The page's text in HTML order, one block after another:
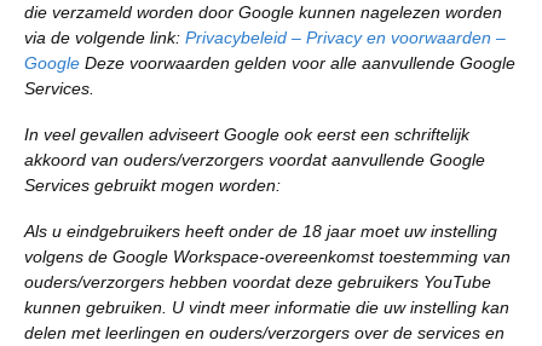
die verzameld worden door Google kunnen nagelezen worden
via de volgende link: Privacybeleid – Privacy en voorwaarden –
Google Deze voorwaarden gelden voor alle aanvullende Google
Services.
In veel gevallen adviseert Google ook eerst een schriftelijk
akkoord van ouders/verzorgers voordat aanvullende Google
Services gebruikt mogen worden:
Als u eindgebruikers heeft onder de 18 jaar moet uw instelling
volgens de Google Workspace-overeenkomst toestemming van
ouders/verzorgers hebben voordat deze gebruikers YouTube
kunnen gebruiken. U vindt meer informatie die uw instelling kan
delen met leerlingen en ouders/verzorgers over de services en